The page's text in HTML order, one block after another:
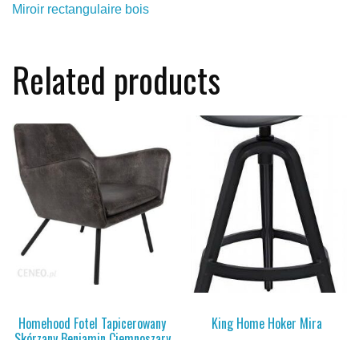
Miroir rectangulaire bois
Related products
Homehood Fotel Tapicerowany King Home Hoker Mira